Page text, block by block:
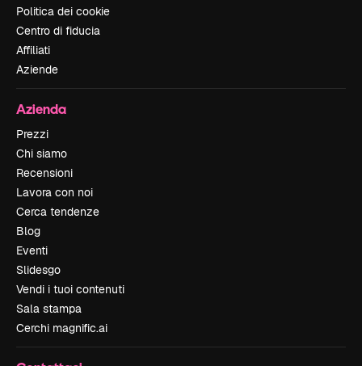
Politica dei cookie
Centro di fiducia
Affiliati
Aziende
Azienda
Prezzi
Chi siamo
Recensioni
Lavora con noi
Cerca tendenze
Blog
Eventi
Slidesgo
Vendi i tuoi contenuti
Sala stampa
Cerchi magnific.ai